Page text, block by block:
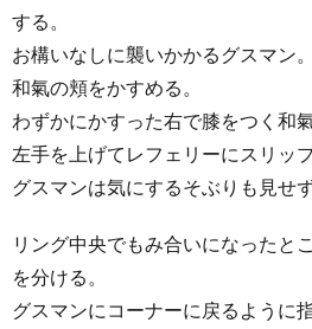
する。
お構いなしに襲いかかるグスマン
和氣の頬をかすめる。
わずかにかすった右で膝をつく和
左手を上げてレフェリーにスリッ
グスマンは気にするそぶりも見せ
リング中央でもみ合いになったと
を分ける。
グスマンにコーナーに戻るように